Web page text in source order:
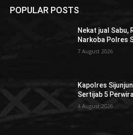
POPULAR POSTS
Nekat jual Sabu,
Narkoba Polres
7 August 2026
Kapolres
Sertijab 5 Perwira
4 August 2026